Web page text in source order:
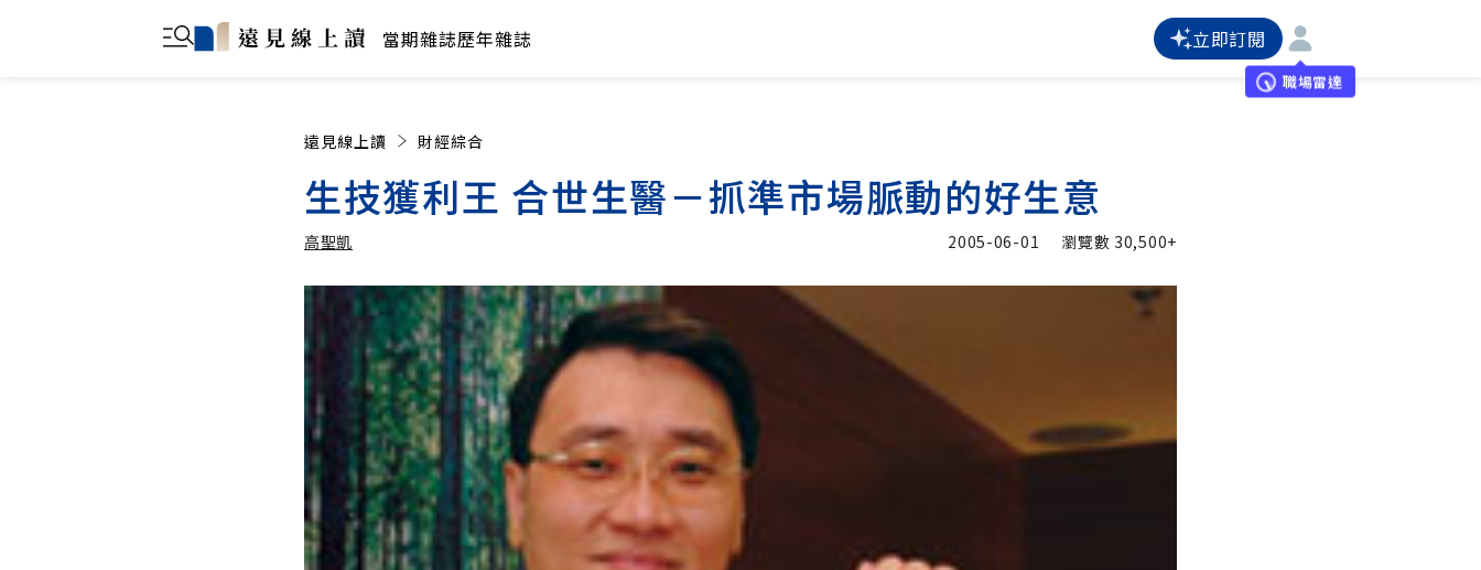
當期雜誌歷年雜誌 立即訂閱
職場雷達
遠見線上讀 財經綜合
生技獲利王 合世生醫－抓準市場脈動的好生意
高聖凱
高聖凱 加入追蹤
2005-06-01 瀏覽數 30,500+